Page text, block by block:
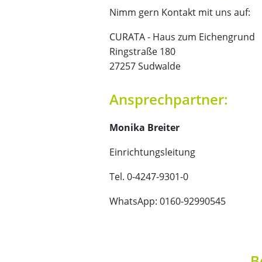
Nimm gern Kontakt mit uns auf:
CURATA - Haus zum Eichengrund
Ringstraße 180
27257 Sudwalde
Ansprechpartner:
Monika Breiter
Einrichtungsleitung
Tel. 0-4247-9301-0
WhatsApp: 0160-92990545